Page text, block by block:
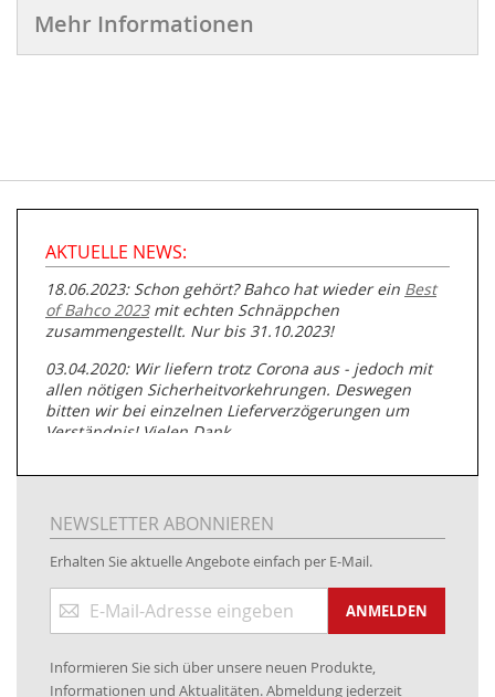
Mehr Informationen
AKTUELLE NEWS:
18.06.2023: Schon gehört? Bahco hat wieder ein Best
of Bahco 2023mit echten Schnäppchen
zusammengestellt. Nur bis 31.10.2023!
03.04.2020: Wir liefern trotz Corona aus - jedoch mit
allen nötigen Sicherheitvorkehrungen. Deswegen
bitten wir bei einzelnen Lieferverzögerungen um
Verständnis! Vielen Dank.
05.07.2019: Neuester Zugang zu unserer
Rohrbearbeitung
01.06.2019: Individuell
bedruckte Kabeltrommeln
www.kabeltrommeln-versand.de/Kabelbedruckung
04.11.2018: Überarbeitung der Corporate Identity (CI)
16.01.2017:JETZT NEU- Visa & MasterCard (inkl.
NEWSLETTER ABONNIEREN
Erhalten Sie aktuelle Angebote einfach per E-Mail.
zum
ANMELDEN
Informieren Sie sich über unsere neuen Produkte,
Informationen und Aktualitäten. Abmeldung jederzeit